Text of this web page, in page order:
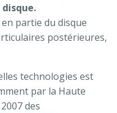
partie du disque
postérieures,
technologies est
par la Haute
des